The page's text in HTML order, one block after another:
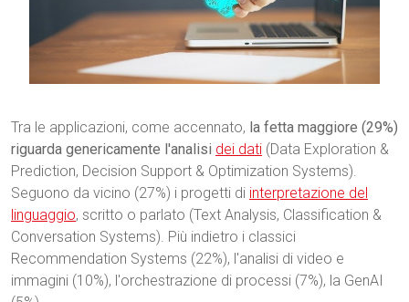
Tra le applicazioni, come accennato, la fetta maggiore (29%)
riguarda genericamente l'analisi dei dati (Data Exploration &
Prediction, Decision Support & Optimization Systems).
Seguono da vicino (27%) i progetti di interpretazione del
linguaggio, scritto o parlato (Text Analysis, Classification &
Conversation Systems). Più indietro i classici
Recommendation Systems (22%), l'analisi di video e
immagini (10%), l'orchestrazione di processi (7%), la GenAI